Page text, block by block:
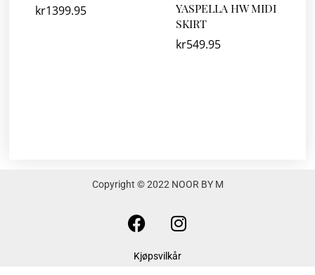
kr1399.95
YASPELLA HW MIDI
SKIRT
kr549.95
Copyright © 2022 NOOR BY M
F
a
c
e
I
n
s
t
Kjøpsvilkår